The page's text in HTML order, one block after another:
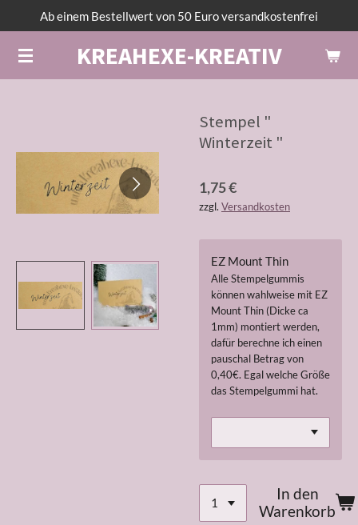
Hauptinhalt
springen
KREAHEXE-KREATIV
Ab einem Bestellwert von 50 Euro versandkostenfrei
Stempel "
Winterzeit "
1,75 €
zzgl. Versandkosten
EZ Mount Thin
Alle Stempelgummis
können wahlweise mit EZ
Mount Thin (Dicke ca
1mm) montiert werden,
dafür berechne ich einen
pauschal Betrag von
0,40€. Egal welche Größe
das Stempelgummi hat.
In den
Warenkorb